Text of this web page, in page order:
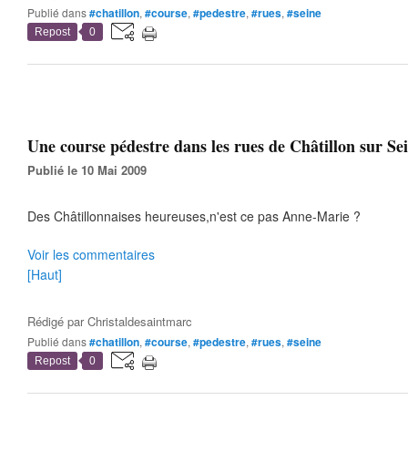
Publié dans#chatillon, #course, #pedestre, #rues, #seine
Repost 0
Une course pédestre dans les rues de Châtillon sur
Publié le 10 Mai 2009
Des Châtillonnaises heureuses,n'est ce pas Anne-Marie ?
Voir les commentaires
[Haut]
Rédigé parChristaldesaintmarc
Publié dans#chatillon, #course, #pedestre, #rues, #seine
Repost 0